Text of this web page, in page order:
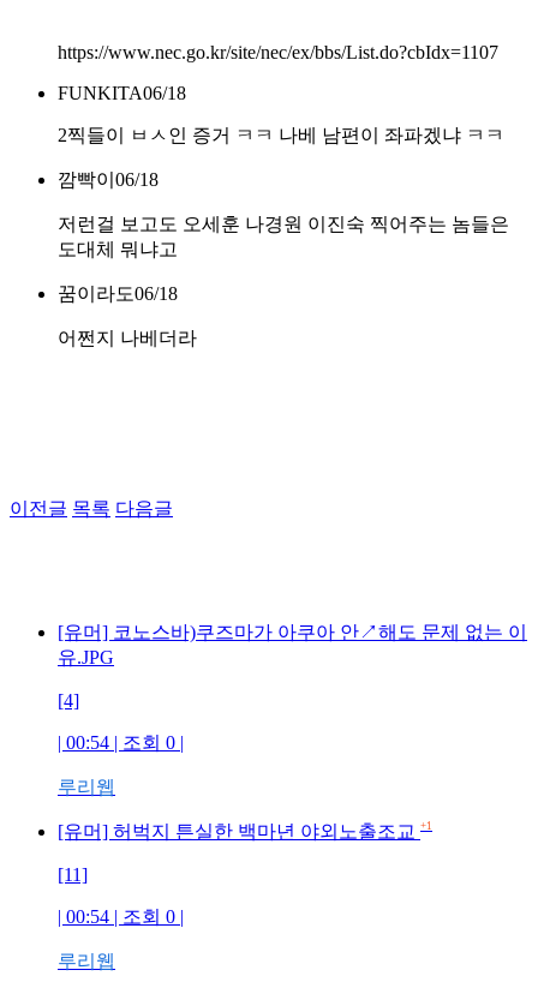
https://www.nec.go.kr/site/nec/ex/bbs/List.do?cbIdx=1107
FUNKITA06/18
2찍들이 ㅂㅅ인 증거 ㅋㅋ 나베 남편이 좌파겠냐 ㅋㅋ
깜빡이 06/18
저런걸 보고도 오세훈 나경원 이진숙 찍어주는 놈들은
도대체 뭐냐고
꿈이라도06/18
어쩐지 나베더라
이전글 목록 다음글
[유머] 코노스바)쿠즈마가 아쿠아 안↗해도 문제 없는 이
유.JPG
[4]
| 00:54 | 조회 0 |
루리웹
[유머] 허벅지 튼실한 백마년 야외노출조교 +1
[11]
| 00:54 | 조회 0 |
루리웹